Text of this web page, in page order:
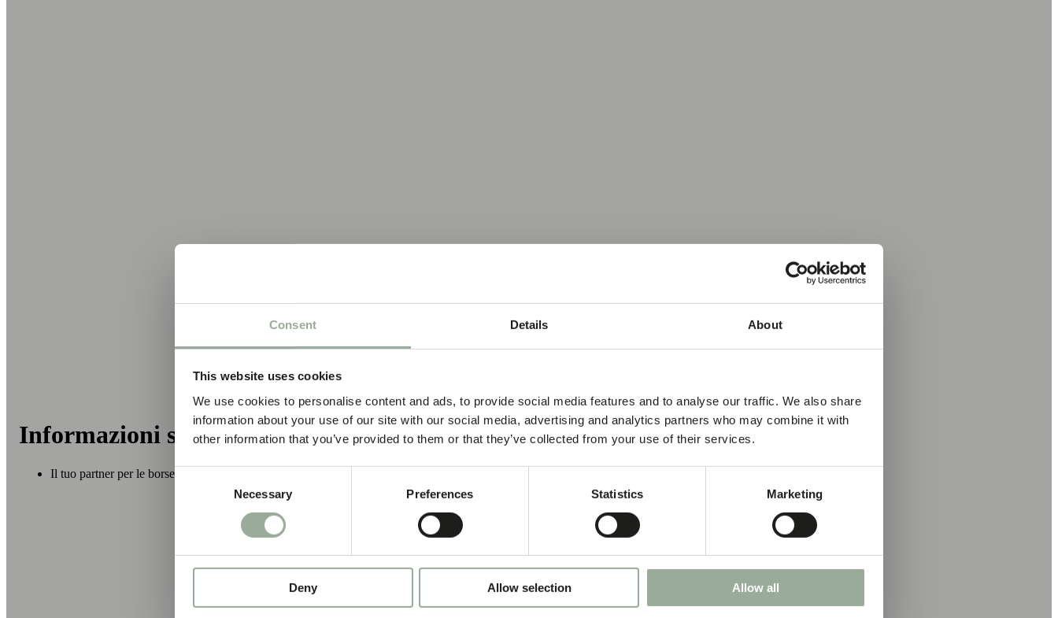
Consent Details About
This website uses cookies
We use cookies to personalise content and ads, to provide social media features and to analyse our traffic. We also share
information about your use of our site with our social media, advertising and analytics partners who may combine it with
other information that you’ve provided to them or that they’ve collected from your use of their services.
Consent
Necessary Preferences Statistics Marketing
Deny Allow selection Allow all
Informazioni su AD CO. trading
Il tuo partner per le borse riutilizzabili sostenibili